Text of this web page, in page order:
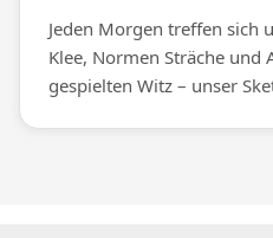
Jeden Morgen treffen sich
Klee, Normen Sträche und
gespielten Witz – unser